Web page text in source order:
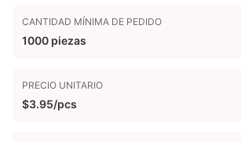
CANTIDAD MÍNIMA DE PEDIDO
1000 piezas
PRECIO UNITARIO
$3.95/pcs